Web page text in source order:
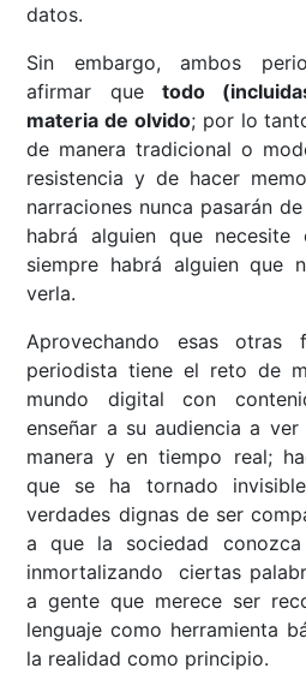
datos.
Sin embargo, ambos
afirmar que todo
materia de olvido; por lo
de manera tradicional o
resistencia y de hacer
narraciones nunca pasarán
habrá alguien que
siempre habrá alguien que
verla.
Aprovechando esas otras
periodista tiene el reto de
mundo digital con
enseñar a su audiencia a
manera y en tiempo real;
que se ha tornado
verdades dignas de ser
a que la sociedad
inmortalizando ciertas
a gente que merece ser
lenguaje como herramienta
la realidad como principio.